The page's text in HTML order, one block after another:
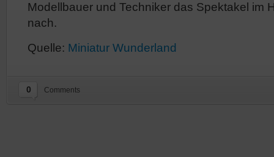
Modellbauer und Techniker das Spektakel im
nach.
Quelle: Miniatur Wunderland
0 Comments